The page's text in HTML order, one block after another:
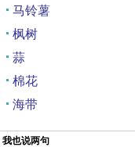
马铃薯
枫树
蒜
棉花
海带
我也说两句